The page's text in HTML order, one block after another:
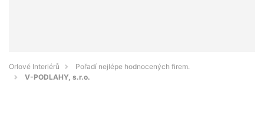
Orlové Interiérů
Pořadí nejlépe hodnocených firem.
V-PODLAHY, s.r.o.